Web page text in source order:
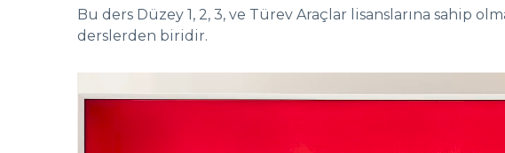
Bu ders Düzey 1, 2, 3, ve Türev Araçlar lisanslarına sahip
derslerden biridir.